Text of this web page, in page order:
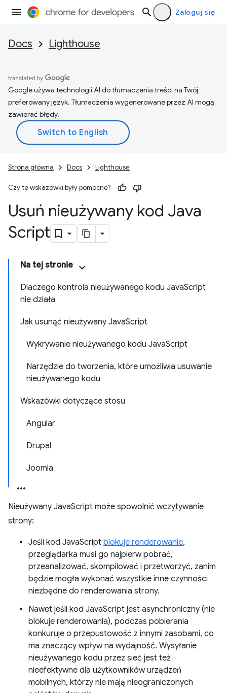
Zaloguj się
Docs Lighthouse
Google używa technologii AI do tłumaczenia treści na Twój
preferowany język. Tłumaczenia wygenerowane przez AI mogą
zawierać błędy.
Strona główna Docs Lighthouse
Czy te wskazówki były pomocne?
Usuń nieużywany kod Java
Script
Na tej stronie
Dlaczego kontrola nieużywanego kodu JavaScript
nie działa
Jak usunąć nieużywany JavaScript
Wykrywanie nieużywanego kodu JavaScript
Narzędzie do tworzenia, które umożliwia usuwanie
nieużywanego kodu
Wskazówki dotyczące stosu
Angular
Drupal
Joomla
Nieużywany JavaScript może spowolnić wczytywanie
strony:
Jeśli kod JavaScript blokuje renderowanie,
przeglądarka musi go najpierw pobrać,
przeanalizować, skompilować i przetworzyć, zanim
będzie mogła wykonać wszystkie inne czynności
niezbędne do renderowania strony.
Nawet jeśli kod JavaScript jest asynchroniczny (nie
blokuje renderowania), podczas pobierania
konkuruje o przepustowość z innymi zasobami, co
ma znaczący wpływ na wydajność. Wysyłanie
nieużywanego kodu przez sieć jest też
nieefektywne dla użytkowników urządzeń
mobilnych, którzy nie mają nieograniczonych